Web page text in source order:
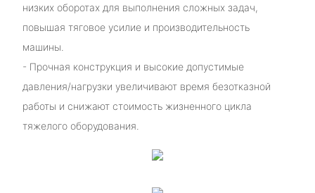
низких оборотах для выполнения сложных задач,
повышая тяговое усилие и производительность
машины.
- Прочная конструкция и высокие допустимые
давления/нагрузки увеличивают время безотказной
работы и снижают стоимость жизненного цикла
тяжелого оборудования.